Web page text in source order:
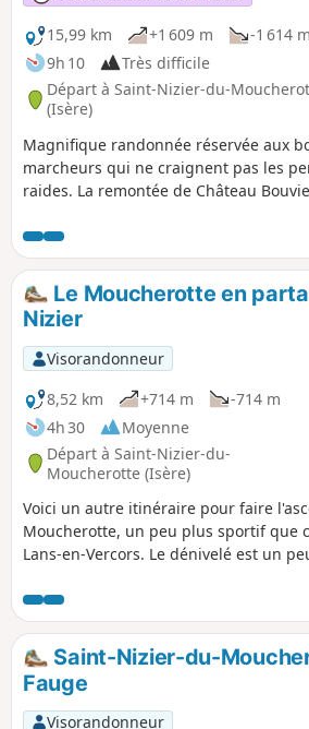
15,99 km
+1 609 m
-1 614 m
9h 10
Très difficile
Départ à Saint-Nizier-du-
(Isère)
Magnifique randonnée réservée aux
marcheurs qui ne craignent pas les
raides. La remontée de Château
de rocher sont à franchir dès que l'on
du bois. Le Trou Saint Michel est
sangles et de cordes qui permettent la
descente. Bien lire le descriptif avant
d'entreprendre cette randonnée.
Le Moucherotte en
Nizier
Visorandonneur
8,52 km
+714 m
-714 m
4h 30
Moyenne
Départ à Saint-Nizier-du-
Moucherotte (Isère)
Voici un autre itinéraire pour faire
Moucherotte, un peu plus sportif que
Lans-en-Vercors. Le dénivelé est un
chaussures. Le panorama à 360° est
et la vue plongeante sur la cuvette
aussi impressionnante.
Saint-Nizier-du-
Fauge
Visorandonneur